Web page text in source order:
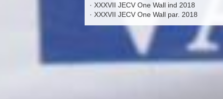
· XXXVII JECV One Wall ind 2018
· XXXVII JECV One Wall par. 2018